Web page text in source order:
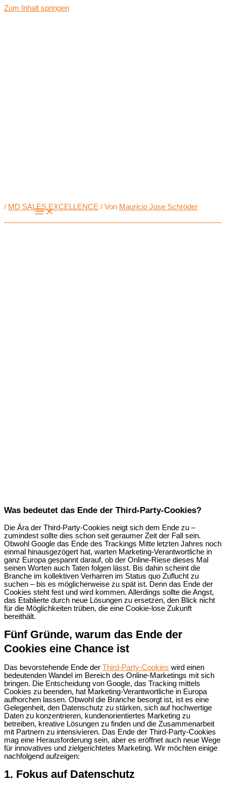
Zum Inhalt springen
/ MD SALES EXCELLENCE / Von Mauricio Jose Schröder
Was bedeutet das Ende der Third-Party-Cookies?
Die Ära der Third-Party-Cookies neigt sich dem Ende zu –
zumindest sollte dies schon seit geraumer Zeit der Fall sein.
Obwohl Google das Ende des Trackings Mitte letzten Jahres noch
einmal hinausgezögert hat, warten Marketing-Verantwortliche in
ganz Europa gespannt darauf, ob der Online-Riese dieses Mal
seinen Worten auch Taten folgen lässt. Bis dahin scheint die
Branche im kollektiven Verharren im Status quo Zuflucht zu
suchen – bis es möglicherweise zu spät ist. Denn das Ende der
Cookies steht fest und wird kommen. Allerdings sollte die Angst,
das Etablierte durch neue Lösungen zu ersetzen, den Blick nicht
für die Möglichkeiten trüben, die eine Cookie-lose Zukunft
bereithält.
Fünf Gründe, warum das Ende der
Cookies eine Chance ist
Das bevorstehende Ende der Third-Party-Cookies wird einen
bedeutenden Wandel im Bereich des Online-Marketings mit sich
bringen. Die Entscheidung von Google, das Tracking mittels
Cookies zu beenden, hat Marketing-Verantwortliche in Europa
aufhorchen lassen. Obwohl die Branche besorgt ist, ist es eine
Gelegenheit, den Datenschutz zu stärken, sich auf hochwertige
Daten zu konzentrieren, kundenorientiertes Marketing zu
betreiben, kreative Lösungen zu finden und die Zusammenarbeit
mit Partnern zu intensivieren. Das Ende der Third-Party-Cookies
mag eine Herausforderung sein, aber es eröffnet auch neue Wege
für innovatives und zielgerichtetes Marketing. Wir möchten einige
nachfolgend aufzeigen:
1. Fokus auf Datenschutz